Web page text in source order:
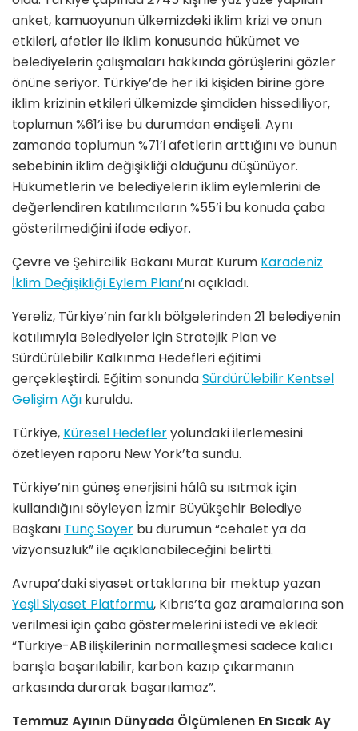
anket, kamuoyunun ülkemizdeki iklim krizi ve onun
etkileri, afetler ile iklim konusunda hükümet ve
belediyelerin çalışmaları hakkında görüşlerini gözler
önüne seriyor. Türkiye’de her iki kişiden birine göre
iklim krizinin etkileri ülkemizde şimdiden hissediliyor,
toplumun %61’i ise bu durumdan endişeli. Aynı
zamanda toplumun %71’i afetlerin arttığını ve bunun
sebebinin iklim değişikliği olduğunu düşünüyor.
Hükümetlerin ve belediyelerin iklim eylemlerini de
değerlendiren katılımcıların %55’i bu konuda çaba
gösterilmediğini ifade ediyor.
Çevre ve Şehircilik Bakanı Murat Kurum Karadeniz
İklim Değişikliği Eylem Planı’nı açıkladı.
Yereliz, Türkiye’nin farklı bölgelerinden 21 belediyenin
katılımıyla Belediyeler için Stratejik Plan ve
Sürdürülebilir Kalkınma Hedefleri eğitimi
gerçekleştirdi. Eğitim sonundaSürdürülebilir Kentsel
Gelişim Ağı kuruldu.
Türkiye, Küresel Hedefleryolundaki ilerlemesini
özetleyen raporu New York’ta sundu.
Türkiye’nin güneş enerjisini hâlâ su ısıtmak için
kullandığını söyleyen İzmir Büyükşehir Belediye
Başkanı Tunç Soyer bu durumun “cehalet ya da
vizyonsuzluk” ile açıklanabileceğini belirtti.
Avrupa’daki siyaset ortaklarına bir mektup yazan
Yeşil Siyaset Platformu, Kıbrıs’ta gaz aramalarına son
verilmesi için çaba göstermelerini istedi ve ekledi:
“Türkiye-AB ilişkilerinin normalleşmesi sadece kalıcı
barışla başarılabilir, karbon kazıp çıkarmanın
arkasında durarak başarılamaz”.
Temmuz Ayının Dünyada Ölçümlenen En Sıcak Ay